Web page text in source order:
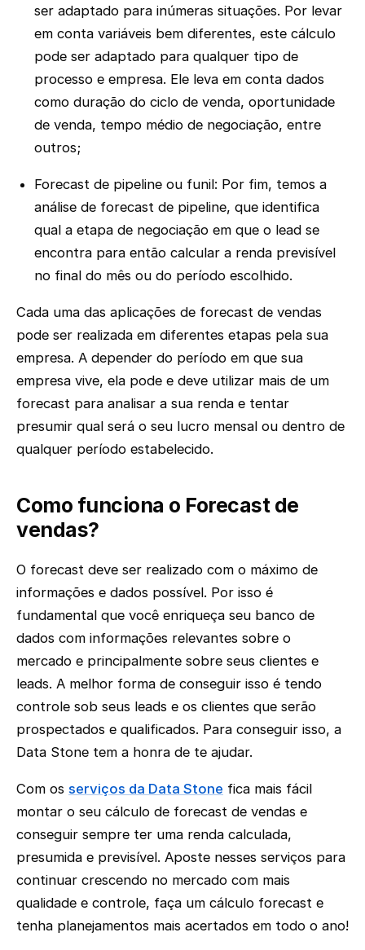
ser adaptado para inúmeras situações. Por levar
em conta variáveis bem diferentes, este cálculo
pode ser adaptado para qualquer tipo de
processo e empresa. Ele leva em conta dados
como duração do ciclo de venda, oportunidade
de venda, tempo médio de negociação, entre
outros;
Forecast de pipeline ou funil: Por fim, temos a
análise de forecast de pipeline, que identifica
qual a etapa de negociação em que o lead se
encontra para então calcular a renda previsível
no final do mês ou do período escolhido.
Cada uma das aplicações de forecast de vendas
pode ser realizada em diferentes etapas pela sua
empresa. A depender do período em que sua
empresa vive, ela pode e deve utilizar mais de um
forecast para analisar a sua renda e tentar
presumir qual será o seu lucro mensal ou dentro de
qualquer período estabelecido.
Como funciona o Forecast de
vendas?
O forecast deve ser realizado com o máximo de
informações e dados possível. Por isso é
fundamental que você enriqueça seu banco de
dados com informações relevantes sobre o
mercado e principalmente sobre seus clientes e
leads. A melhor forma de conseguir isso é tendo
controle sob seus leads e os clientes que serão
prospectados e qualificados. Para conseguir isso, a
Data Stone tem a honra de te ajudar.
Com os serviços da Data Stone fica mais fácil
montar o seu cálculo de forecast de vendas e
conseguir sempre ter uma renda calculada,
presumida e previsível. Aposte nesses serviços para
continuar crescendo no mercado com mais
qualidade e controle, faça um cálculo forecast e
tenha planejamentos mais acertados em todo o ano!